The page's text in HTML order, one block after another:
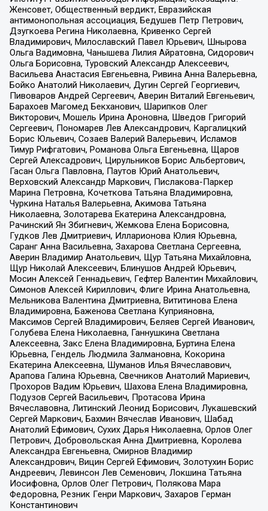
Женсовет, Общественный вердикт, Евразийская
антимонопольная ассоциация, Бедушев Петр Петрович,
Дзугкоева Регина Николаевна, Кривенко Сергей
Владимирович, Милославский Павел Юрьевич, Шнырова
Ольга Вадимовна, Чанышева Лилия Айратовна, Сидорович
Ольга Борисовна, Туровский Александр Алексеевич,
Васильева Анастасия Евгеньевна, Ривина Анна Валерьевна,
Бойко Анатолий Николаевич, Дугин Сергей Георгиевич,
Пивоваров Андрей Сергеевич, Аверин Виталий Евгеньевич,
Барахоев Магомед Бекханович, Шарипков Олег
Викторович, Мошель Ирина Ароновна, Шведов Григорий
Сергеевич, Пономарев Лев Александрович, Каргалицкий
Борис Юльевич, Созаев Валерий Валерьевич, Исламов
Тимур Рифгатович, Романова Ольга Евгеньевна, Щаров
Сергей Алексадрович, Цирульников Борис Альбертович,
Гасан Ольга Павловна, Паутов Юрий Анатольевич,
Верховский Александр Маркович, Пислакова-Паркер
Марина Петровна, Кочеткова Татьяна Владимировна,
Чуркина Наталья Валерьевна, Акимова Татьяна
Николаевна, Золотарева Екатерина Александровна,
Рачинский Ян Збигневич, Жемкова Елена Борисовна,
Гудков Лев Дмитриевич, Илларионова Юлия Юрьевна,
Саранг Анна Васильевна, Захарова Светлана Сергеевна,
Аверин Владимир Анатольевич, Щур Татьяна Михайловна,
Щур Николай Алексеевич, Блинушов Андрей Юрьевич,
Мосин Алексей Геннадьевич, Гефтер Валентин Михайлович,
Симонов Алексей Кириллович, Флиге Ирина Анатольевна,
Мельникова Валентина Дмитриевна, Вититинова Елена
Владимировна, Баженова Светлана Куприяновна,
Максимов Сергей Владимирович, Беляев Сергей Иванович,
Голубева Елена Николаевна, Ганнушкина Светлана
Алексеевна, Закс Елена Владимировна, Буртина Елена
Юрьевна, Гендель Людмила Залмановна, Кокорина
Екатерина Алексеевна, Шуманов Илья Вячеславович,
Арапова Галина Юрьевна, Свечников Анатолий Мариевич,
Прохоров Вадим Юрьевич, Шахова Елена Владимировна,
Подузов Сергей Васильевич, Протасова Ирина
Вячеславовна, Литинский Леонид Борисович, Лукашевский
Сергей Маркович, Бахмин Вячеслав Иванович, Шабад
Анатолий Ефимович, Сухих Дарья Николаевна, Орлов Олег
Петрович, Добровольская Анна Дмитриевна, Королева
Александра Евгеньевна, Смирнов Владимир
Александрович, Вицин Сергей Ефимович, Золотухин Борис
Андреевич, Левинсон Лев Семенович, Локшина Татьяна
Иосифовна, Орлов Олег Петрович, Полякова Мара
Федоровна, Резник Генри Маркович, Захаров Герман
Константинович